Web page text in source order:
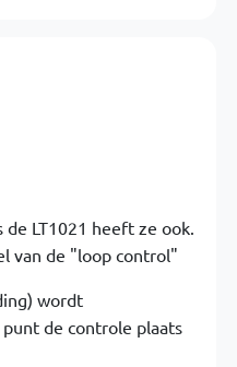
LT1021 heeft ze ook.
van de "loop control"
wordt
de controle plaats